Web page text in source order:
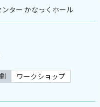
ター かなっくホール
ワークショップ